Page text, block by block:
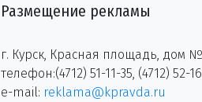
Размещение рекламы
г. Курск, Красная площадь, дом
телефон:(4712) 51-11-35, (4712) 52-
e-mail: reklama@kpravda.ru